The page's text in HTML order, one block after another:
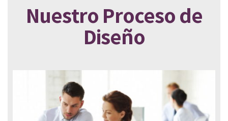
Nuestro Proceso de
Diseño